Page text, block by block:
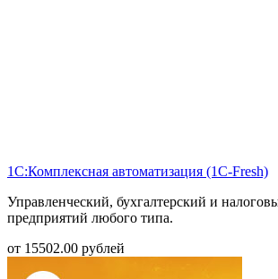
1С:Комплексная автоматизация (1С-Fresh)
Управленческий, бухгалтерский и
предприятий любого типа.
от 15502.00 рублей